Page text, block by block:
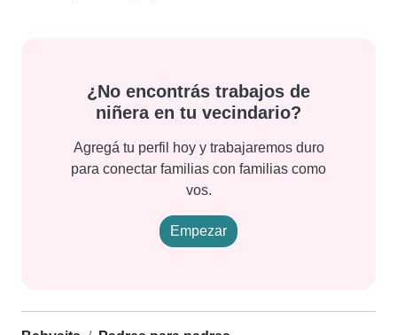
¿No encontrás trabajos de
niñera en tu vecindario?
Agregá tu perfil hoy y trabajaremos duro
para conectar familias con familias como
vos.
Empezar